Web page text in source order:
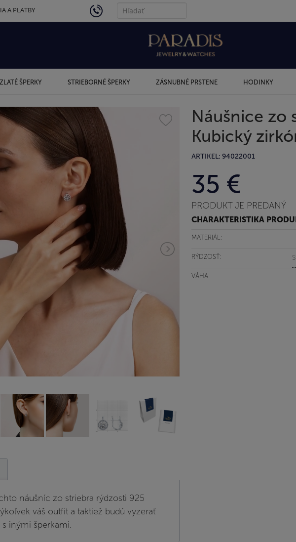
A PLATBY 4434
ZLATÉ ŠPERKY STRIEBORNÉ ŠPERKY ZÁSNUBNÉ PRSTENE HODINKY
náušníc zo striebra rýdzosti 925
váš outfit a taktiež budú vyzerať
inými šperkami.
Náušnice zo
Kubický
ARTIKEL: 94022001
35 €
PRODUKT JE PREDANÝ
CHARAKTERISTIKA
MATERIÁL:
RÝDZOSŤ:
VÁHA: